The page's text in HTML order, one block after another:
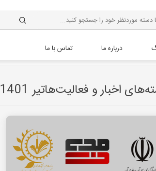
درباره ما تماس با ما
اخبار و فعالیت‌هاتیر 1401